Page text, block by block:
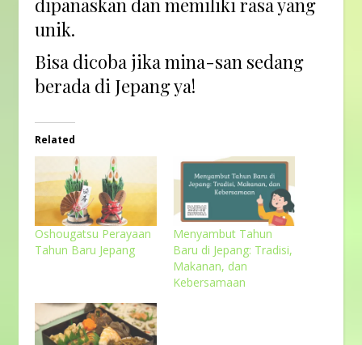
unik.
Bisa dicoba jika mina-san sedang
berada di Jepang ya!
Related
Oshougatsu Perayaan
Tahun Baru Jepang
Menyambut Tahun
Baru di Jepang: Tradisi,
Makanan, dan
Kebersamaan